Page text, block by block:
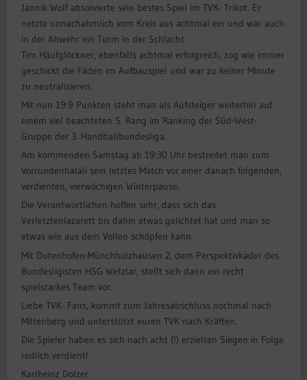
Jannik Wolf absolvierte sein bestes Spiel im TVK- Trikot. Er
netzte unnachahmlich vom Kreis aus achtmal ein und war auch
in der Abwehr ein Turm in der Schlacht.
Tim Häufglöckner, ebenfalls achtmal erfolgreich, zog wie immer
geschickt die Fäden im Aufbauspiel und war zu keiner Minute
zu neutralisieren.
Mit nun 19:9 Punkten steht man als Aufsteiger weiterhin auf
einem viel beachteten 5. Rang im Ranking der Süd-West-
Gruppe der 3. Handballbundesliga.
Am kommenden Samstag ab 19:30 Uhr bestreitet man zum
Vorrundenhalali sein letztes Match vor einer danach folgenden,
verdienten, vierwöchigen Winterpause.
Die Verantwortlichen hoffen sehr, dass sich das
Verletztenlazarett bis dahin etwas gelichtet hat und man so
etwas wie aus dem Vollen schöpfen kann.
Mit Dutenhofen-Münchholzhausen 2, dem Perspektivkader des
Bundesligisten HSG Wetzlar, stellt sich dann ein recht
spielstarkes Team vor.
Liebe TVK- Fans, kommt zum Jahresabschluss nochmal nach
Miltenberg und unterstützt euren TVK nach Kräften.
Die Spieler haben es sich nach acht (!) erzielten Siegen in Folge
redlich verdient!
Karlheinz Dolzer